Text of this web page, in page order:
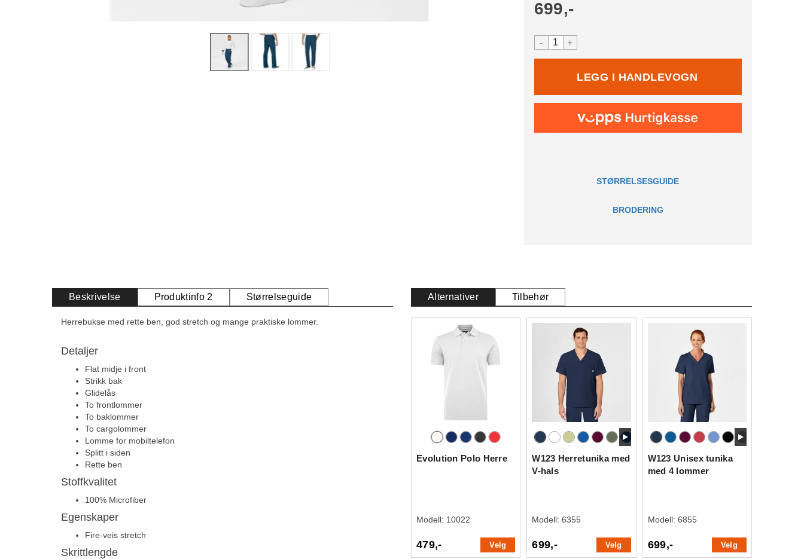
699,-
- +
STØRRELSESGUIDE
BRODERING
Beskrivelse Produktinfo 2 Størrelseguide
Herrebukse med rette ben, god stretch og mange praktiske lommer.
Detaljer
Flat midje i front
Strikk bak
Glidelås
To frontlommer
To baklommer
To cargolommer
Lomme for mobiltelefon
Splitt i siden
Rette ben
Stoffkvalitet
100% Microfiber
Egenskaper
Fire-veis stretch
Skrittlengde
Alternativer Tilbehør
Evolution Polo Herre
Modell: 10022
479,- Velg
W123 Herretunika med
V-hals
Modell:6355
699,- Velg
W123 Unisex tunika
med 4 lommer
Modell: 6855
699,- Velg